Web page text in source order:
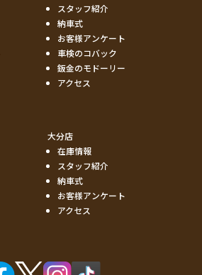
スタッフ紹介
納車式
お客様アンケート
車検のコバック
鈑金のモドーリー
アクセス
大分店
在庫情報
スタッフ紹介
納車式
お客様アンケート
アクセス